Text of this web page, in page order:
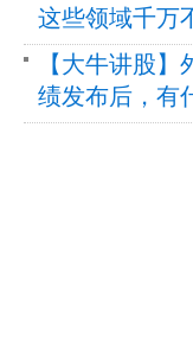
这些领域千万
【大牛讲股
绩发布后，有